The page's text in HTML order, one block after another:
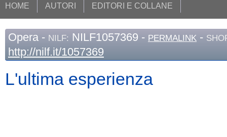
HOME AUTORI EDITORI E COLLANE
Opera - NILF: NILF1057369 - PERMALINK -
http://nilf.it/1057369
L'ultima esperienza